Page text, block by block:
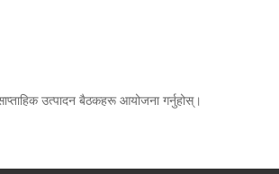
उत्पादन बैठकहरू आयोजना गर्नुहोस्।